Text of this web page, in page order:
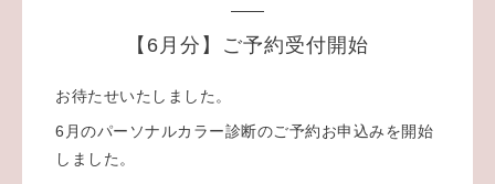
【6月分】ご予約受付開始
お待たせいたしました。
6月のパーソナルカラー診断のご予約お申込みを開始
しました。